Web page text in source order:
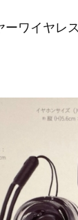
ーワイヤレ